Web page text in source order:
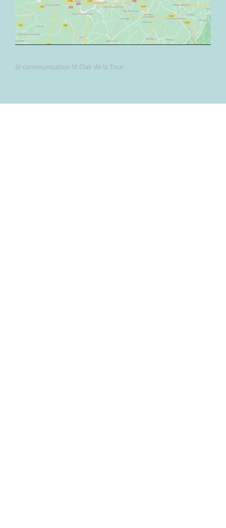
@ communication St Clair de la Tour